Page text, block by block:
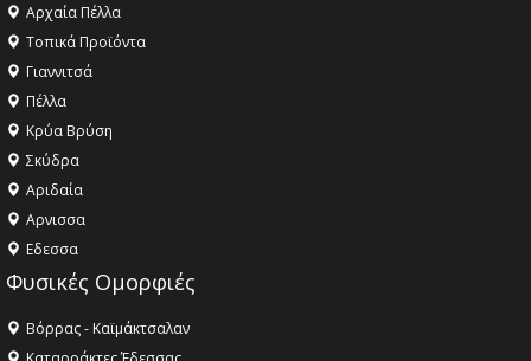
Αρχαία Πέλλα
Τοπικά Προϊόντα
Γιαννιτσά
Πέλλα
Κρύα Βρύση
Σκύδρα
Αριδαία
Aρνισσα
Eδεσσα
Φυσικές Ομορφιές
Βόρρας - Καϊμάκτσαλαν